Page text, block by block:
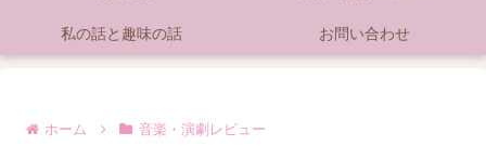
私の話と趣味の話 お問い合わせ
ホーム 音楽・演劇レビュー